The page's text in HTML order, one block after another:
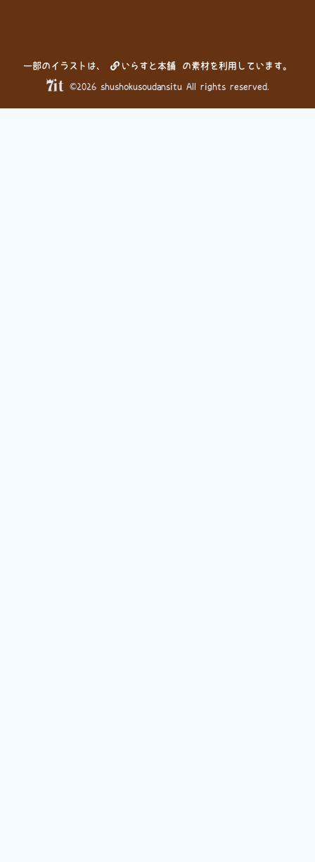
一部のイラストは、 いらすと本舗 の素材を利用しています。
©2026 shushokusoudansitu All rights reserved.